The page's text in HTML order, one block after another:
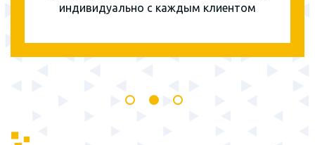
индивидуально с каждым клиентом